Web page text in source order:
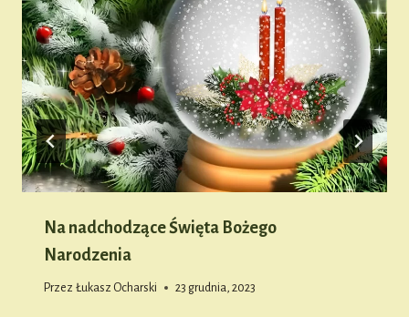
Na nadchodzące Święta Bożego
Narodzenia
Przez Łukasz Ocharski 23 grudnia, 2023